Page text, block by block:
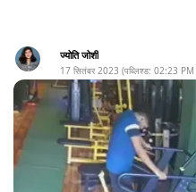
ज्योति जोशी
17 सितंबर 2023 (पब्लिश्ड: 02:23 PM